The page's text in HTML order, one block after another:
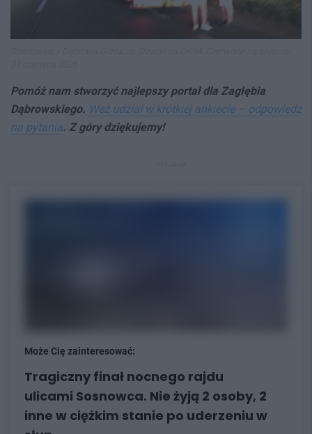
Pomóż nam stworzyć najlepszy portal dla Zagłębia
Dąbrowskiego. Weź udział w krótkiej ankiecie – odpowiedz
na pytania. Z góry dziękujemy!
Może Cię zainteresować:
Tragiczny finał nocnego rajdu
ulicami Sosnowca. Nie żyją 2 osoby, 2
inne w ciężkim stanie po uderzeniu w